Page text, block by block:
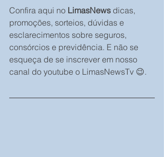
Confira aqui no LimasNews dicas,
promoções, sorteios, dúvidas e
esclarecimentos sobre seguros,
consórcios e previdência. E não se
esqueça de se inscrever em nosso
canal do youtube o LimasNewsTv 😉.